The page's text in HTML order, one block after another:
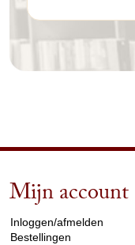
Mijn account
Inloggen/afmelden
Bestellingen